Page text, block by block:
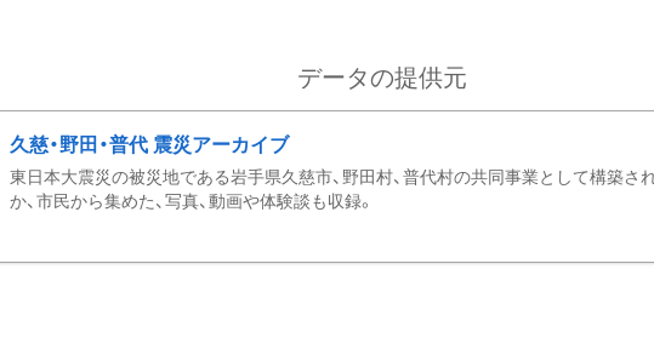
データの提供元
久慈・野田・普代 震災アーカイブ
東日本大震災の被災地である岩手県久慈市、野田村、普代村の共同事業として構築さ
か、市民から集めた、写真、動画や体験談も収録。